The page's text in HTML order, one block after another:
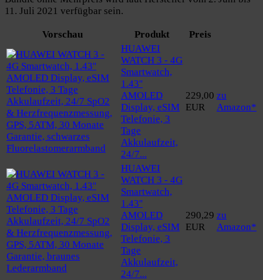
11. Juli 2021 verfügbar sein.
Vorschau Produkt
Preis
HUAWEI
WATCH 3 - 4G
Smartwatch,
1.43''
AMOLED
Display, eSIM
Telefonie, 3
Tage
Akkulaufzeit,
24/7...
229,00
EUR
zu
Amazon*
HUAWEI
WATCH 3 - 4G
Smartwatch,
1.43''
AMOLED
Display, eSIM
Telefonie, 3
Tage
Akkulaufzeit,
24/7...
290,29
EUR
zu
Amazon*